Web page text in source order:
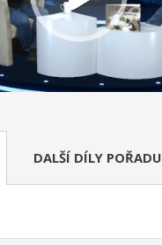
DALŠÍ DÍLY POŘADU